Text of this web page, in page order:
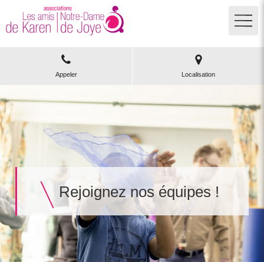
Appeler Localisation
Faites un don !
Rejoignez nos équipes !